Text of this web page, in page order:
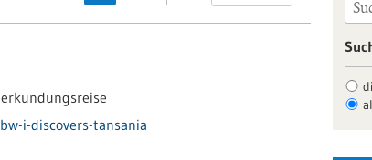
i-discovers-tansania